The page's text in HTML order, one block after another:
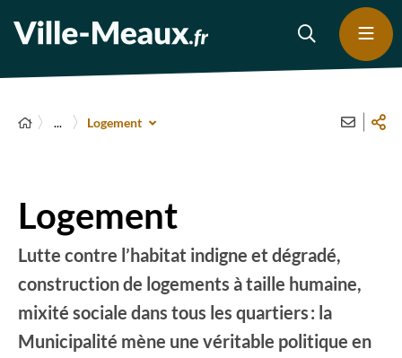
... Logement
Logement
Lutte contre l’habitat indigne et dégradé,
construction de logements à taille humaine,
mixité sociale dans tous les quartiers : la
Municipalité mène une véritable politique en